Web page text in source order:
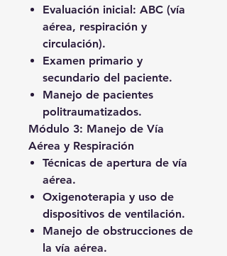
Evaluación inicial: ABC (vía
aérea, respiración y
circulación).
Examen primario y
secundario del paciente.
Manejo de pacientes
politraumatizados.
Módulo 3: Manejo de Vía
Aérea y Respiración
Técnicas de apertura de vía
aérea.
Oxigenoterapia y uso de
dispositivos de ventilación.
Manejo de obstrucciones de
la vía aérea.